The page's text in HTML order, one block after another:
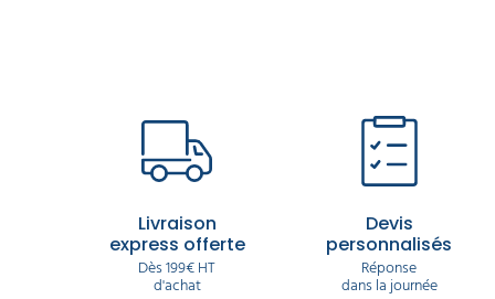
Livraison
express offerte
Dès 199€ HT
d'achat
Devis
personnalisés
Réponse
dans la journée